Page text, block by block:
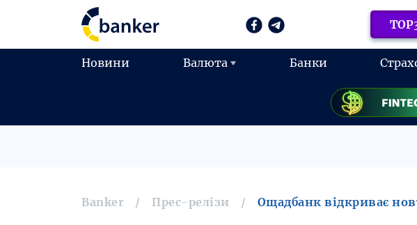
Новини Валюта Банки
Banker Прес-релізи Ощадбанк відкриває